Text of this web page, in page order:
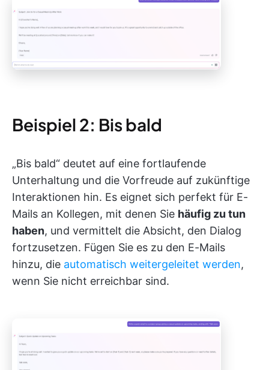
Beispiel 2: Bis bald
„Bis bald“ deutet auf eine fortlaufende
Unterhaltung und die Vorfreude auf zukünftige
Interaktionen hin. Es eignet sich perfekt für E-
Mails an Kollegen, mit denen Sie häufig zu tun
haben, und vermittelt die Absicht, den Dialog
fortzusetzen. Fügen Sie es zu den E-Mails
hinzu, die automatisch weitergeleitet werden,
wenn Sie nicht erreichbar sind.